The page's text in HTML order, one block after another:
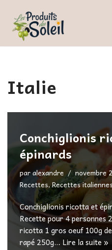
Aller
contenu
Italie
Conchiglionis
épinards
paralexandre
novembre
Recettes,Recettes
Conchiglionis ricotta et
Recette pour 4 personnes
ricotta 1 gros oeuf 100g
rapé 250g… Lire la suite »